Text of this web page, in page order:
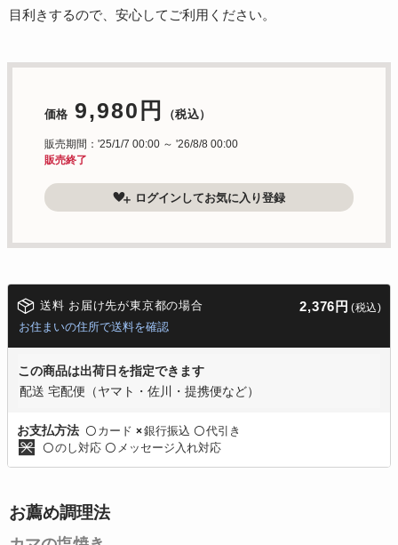
目利きするので、安心してご利用ください。
価格 9,980円 （税込）
販売期間：'25/1/7 00:00 ～ '26/8/8 00:00
販売終了
ログインしてお気に入り登録
送料 お届け先が東京都の場合 2,376円 (税込)
お住まいの住所で送料を確認
この商品は出荷日を指定できます
配送 宅配便（ヤマト・佐川・提携便など）
お支払方法 〇 カード ×銀行振込 〇代引き
〇のし対応 〇 メッセージ入れ対応
お薦め調理法